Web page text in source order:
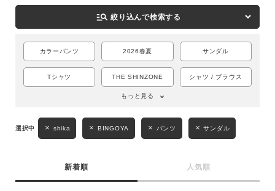
詳細検索
manage_search 絞り込んで検索する
カラーパンツ 2026春夏 サンダル
Tシャツ THE SHINZONE シャツ / ブラウス
もっと見る
shika BINGOYA パンツ サンダル
新着順 人気順